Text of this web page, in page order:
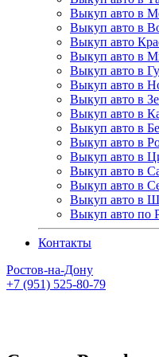
Выкуп авто в
Выкуп авто в
Выкуп авто
Выкуп авто в
Выкуп авто в
Выкуп авто в
Выкуп авто в
Выкуп авто в
Выкуп авто в
Выкуп авто в
Выкуп авто в
Выкуп авто в
Выкуп авто в
Выкуп авто в
Выкуп авто по
Контакты
Ростов-на-Дону
+7 (951) 525-80-79